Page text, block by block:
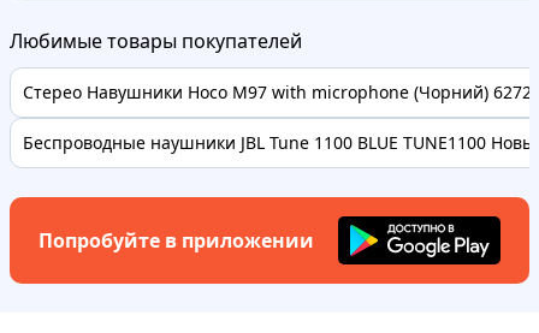
Любимые товары покупателей
Стерео Навушники Hoco M97 with microphone (Чорний)
Беспроводные наушники JBL Tune 1100 BLUE TUNE1100
Попробуйте в приложении